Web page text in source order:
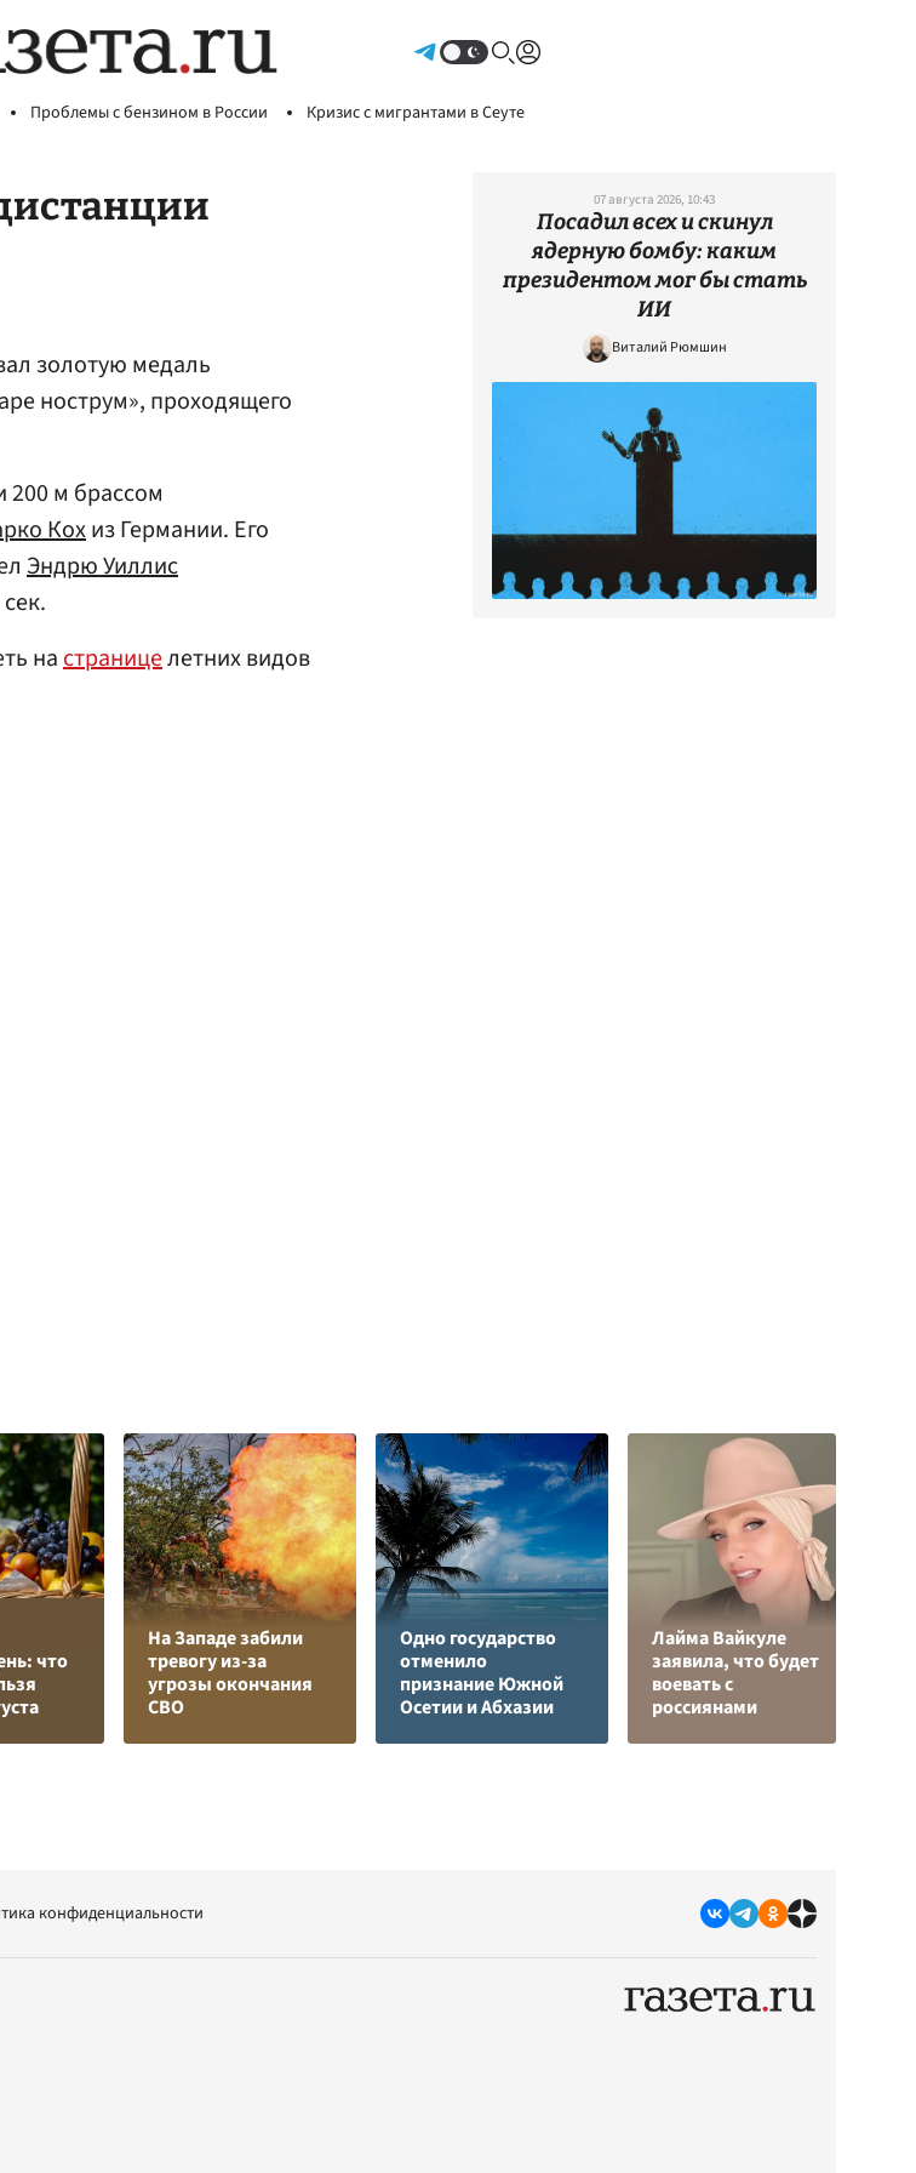
Проблемы с бензином в России Кризис с мигрантами в Сеуте
золотую медаль
нострум», проходящего
м брассом
Кохиз Германии. Его
Эндрю Уиллис
настраницелетних видов
07 августа 2026, 10:43
Посадил всех и скинул
ядерную бомбу: каким
президентом мог бы стать
ИИ
Виталий Рюмшин
что
На Западе забили
тревогу из-за
угрозы окончания
СВО
Одно государство
отменило
признание Южной
Осетии и Абхазии
Лайма Вайкуле
заявила, что будет
воевать с
россиянами
конфиденциальности